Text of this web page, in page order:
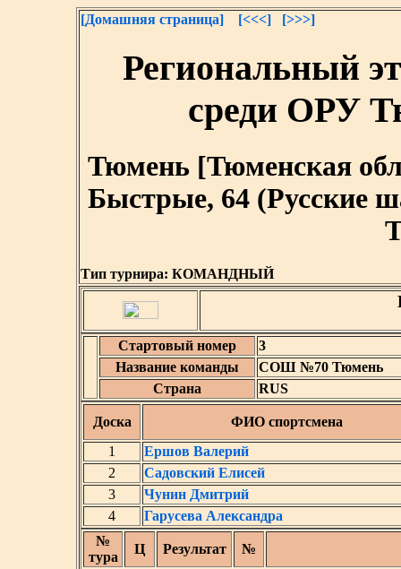
[Домашняя страница] [<<<] [>>>]
Региональный
среди ОРУ
Тюмень [Тюменская
Быстрые, 64 (Русские
Тип турнира: КОМАНДНЫЙ
Стартовый номер
3
Название команды
СОШ №70 Тюмень
Страна
RUS
Доска
ФИО спортсмена
1
Ершов Валерий
2
Садовский Елисей
3
Чунин Дмитрий
4
Гарусева Александра
№
тура
Ц Результат
№